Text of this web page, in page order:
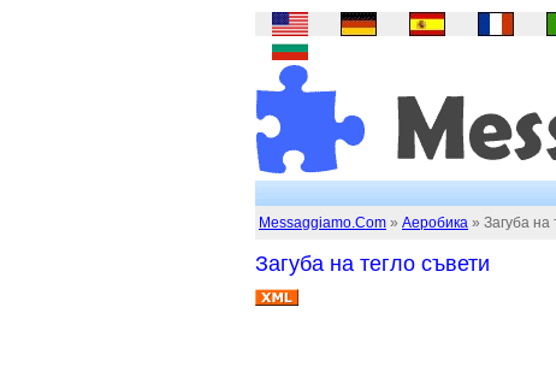
Messaggiamo.Com » Аеробика » Загуба на
Загуба на тегло съвети